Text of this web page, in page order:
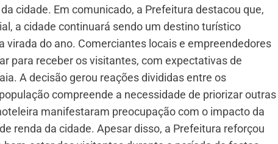
cidade. Em comunicado, a Prefeitura destacou que,
a cidade continuará sendo um destino turístico
virada do ano. Comerciantes locais e empreendedores
para receber os visitantes, com expectativas de
A decisão gerou reações divididas entre os
compreende a necessidade de priorizar outras
manifestaram preocupação com o impacto da
renda da cidade. Apesar disso, a Prefeitura reforçou